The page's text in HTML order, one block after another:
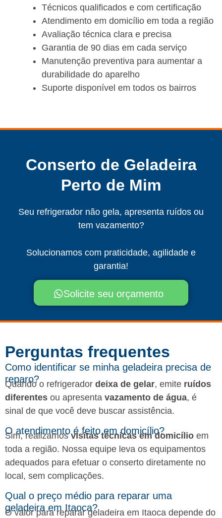
Técnicos qualificados e com certificação
Atendimento em domicílio em toda a região
Avaliação técnica clara e precisa
Garantia de 90 dias em cada serviço
Manutenção preventiva para aumentar a
durabilidade do aparelho
Suporte disponível em todos os bairros
Conserto de Geladeira
Perto de Mim
Seu refrigerador não gela, apresenta ruídos ou
tem vazamento?
Solucionamos com praticidade, agilidade e
garantia!
Solicite seu orçamento
Perguntas frequentes​
Como identificar se minha geladeira precisa de
reparo?
Quando o refrigerador deixa de gelar, emite ruídos
diferentes ou apresenta vazamento de água, é
sinal de que você deve buscar assistência.
O atendimento é feito em domicílio?
Sim, realizamosvisitas técnicas em domicílio em
toda a região. Nossa equipe leva os equipamentos
adequados para efetuar o conserto diretamente no
local, sem complicações.
Qual o preço médio para reparar uma
geladeira em Itaoca?
O valor para reparar geladeira em Itaoca depende do